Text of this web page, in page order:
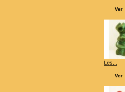
Ver
Les...
Ver